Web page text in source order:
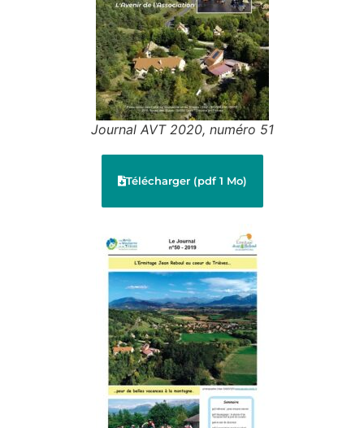
Journal AVT 2020, numéro 51
Télécharger (pdf 1 Mo)